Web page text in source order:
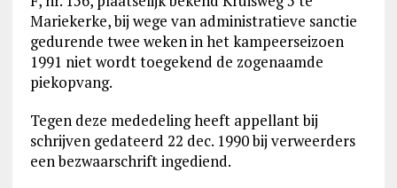
Mariekerke, bij wege van administratieve sanctie
gedurende twee weken in het kampeerseizoen
1991 niet wordt toegekend de zogenaamde
piekopvang.
Tegen deze mededeling heeft appellant bij
schrijven gedateerd 22 dec. 1990 bij verweerders
een bezwaarschrift ingediend.